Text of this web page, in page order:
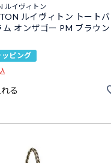
ルイヴィトン
ルイヴィトン トートバ
ム オンザゴー PM ブラウン
ッピング
る